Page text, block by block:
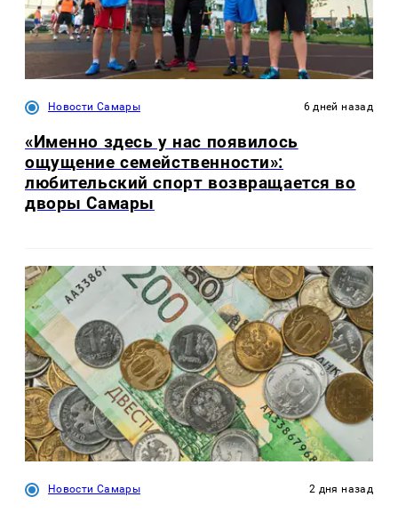
Новости Самары 6 дней назад
«Именно здесь у нас появилось
ощущение семейственности»:
любительский спорт возвращается во
дворы Самары
Новости Самары 2 дня назад